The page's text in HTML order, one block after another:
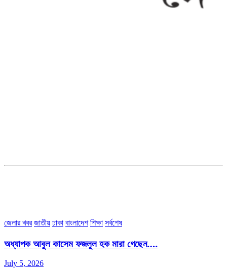
জেলার খবর জাতীয় ঢাকা বাংলাদেশ শিক্ষা সর্বশেষ
অধ্যাপক আবুল কাসেম ফজলুল হক মারা গেছেন….
July 5, 2026